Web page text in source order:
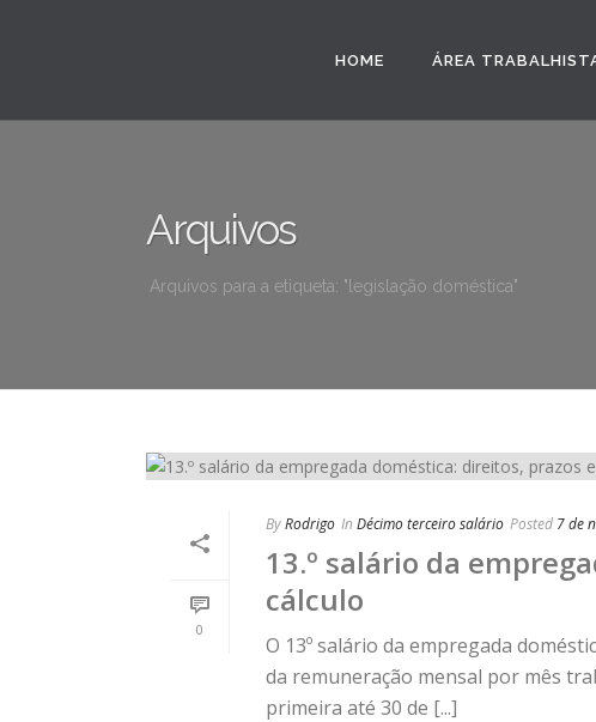
HOME ÁREA
Arquivos
Arquivos para a etiqueta: "legislação doméstica"
0
ByRodrigo In Décimo terceiro salário Posted 7 de
13.º salário da
cálculo
O 13º salário da empregada
da remuneração mensal por mês
primeira até 30 de [...]